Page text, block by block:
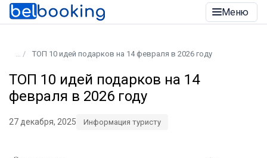
Меню
ТОП 10 идей подарков на 14 февраля в 2026 году
ТОП 10 идей подарков на 14
февраля в 2026 году
27 декабря, 2025 Информация туристу